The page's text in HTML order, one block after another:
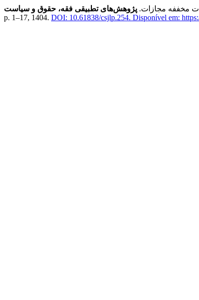
مخففه مجازات. پژوهش‌های تطبیقی فقه، حقوق و سیاست
p. 1–17, 1404. DOI: 10.61838/csjlp.254. Disponível em: